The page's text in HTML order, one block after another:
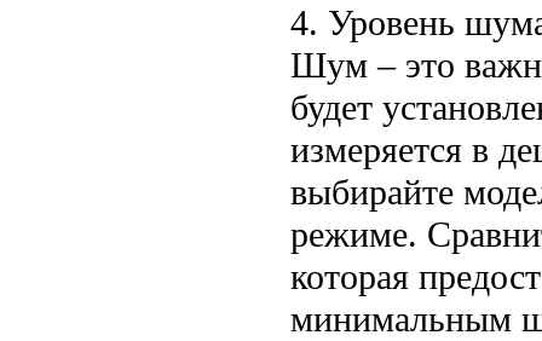
4. Уровень
Шум – это
будет
измеряется в
выбирайте
режиме.
которая
минимальным